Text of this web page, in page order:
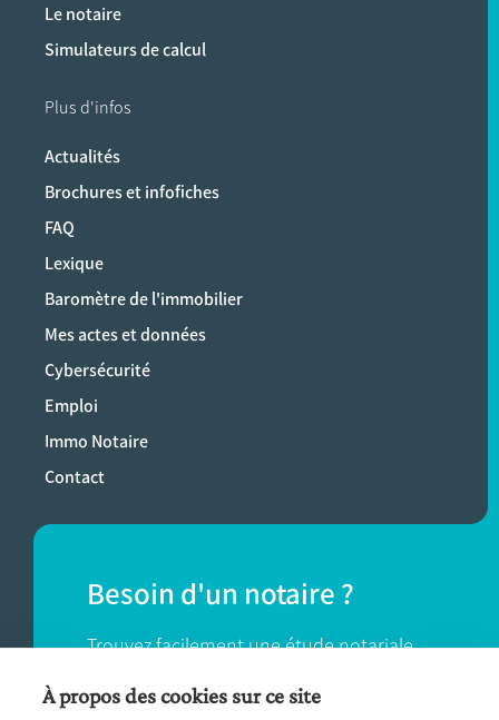
Le notaire
Simulateurs de calcul
Plus d'infos
Actualités
Brochures et infofiches
FAQ
Lexique
Baromètre de l'immobilier
Mes actes et données
Cybersécurité
Emploi
Immo Notaire
Contact
Besoin d'un notaire ?
Trouvez facilement une étude notariale
près de chez vous.
À propos des cookies sur ce site